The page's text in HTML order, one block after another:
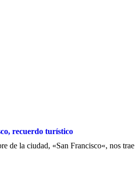
recuerdo turístico
de la ciudad, «San Francisco«, nos trae